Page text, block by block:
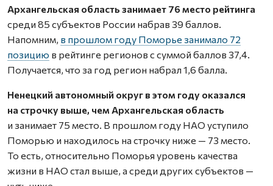
Архангельская область занимает 76 место рейтинга
среди 85 субъектов России набрав 39 баллов.
Напомним, в прошлом году Поморье занимало 72
позицию в рейтинге регионов с суммой баллов 37,4.
Получается, что за год регион набрал 1,6 балла.
Ненецкий автономный округ в этом году оказался
на строчку выше, чем Архангельская область
и занимает 75 место. В прошлом году НАО уступило
Поморью и находилось на строчку ниже — 73 место.
То есть, относительно Поморья уровень качества
жизни в НАО стал выше, а среди других субъектов —